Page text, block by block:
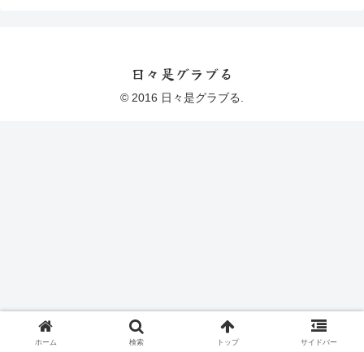
日々是グラブる
© 2016 日々是グラブる.
ホーム 検索 トップ サイドバー